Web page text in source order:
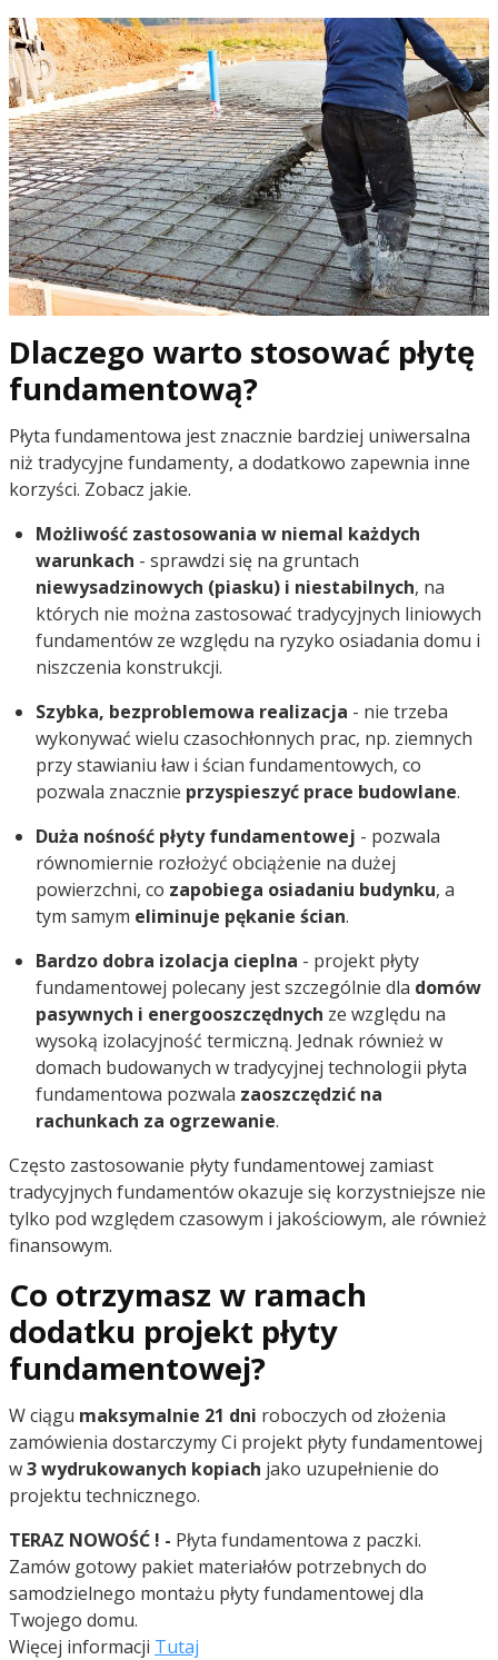
Dlaczego warto stosować płytę
fundamentową?
Płyta fundamentowa jest znacznie bardziej uniwersalna
niż tradycyjne fundamenty, a dodatkowo zapewnia inne
korzyści. Zobacz jakie.
Możliwość zastosowania w niemal każdych
warunkach - sprawdzi się na gruntach
niewysadzinowych (piasku) i niestabilnych, na
których nie można zastosować tradycyjnych liniowych
fundamentów ze względu na ryzyko osiadania domu i
niszczenia konstrukcji.
Szybka, bezproblemowa realizacja - nie trzeba
wykonywać wielu czasochłonnych prac, np. ziemnych
przy stawianiu ław i ścian fundamentowych, co
pozwala znacznie przyspieszyć prace budowlane.
Duża nośność płyty fundamentowej - pozwala
równomiernie rozłożyć obciążenie na dużej
powierzchni, co zapobiega osiadaniu budynku, a
tym samym eliminuje pękanie ścian.
Bardzo dobra izolacja cieplna - projekt płyty
fundamentowej polecany jest szczególnie dla domów
pasywnych i energooszczędnych ze względu na
wysoką izolacyjność termiczną. Jednak również w
domach budowanych w tradycyjnej technologii płyta
fundamentowa pozwala zaoszczędzić na
rachunkach za ogrzewanie.
Często zastosowanie płyty fundamentowej zamiast
tradycyjnych fundamentów okazuje się korzystniejsze nie
tylko pod względem czasowym i jakościowym, ale również
finansowym.
Co otrzymasz w ramach
dodatku projekt płyty
fundamentowej?
W ciągu maksymalnie 21 dni roboczych od złożenia
zamówienia dostarczymy Ci projekt płyty fundamentowej
w3 wydrukowanych kopiach jako uzupełnienie do
projektu technicznego.
TERAZ NOWOŚĆ ! - Płyta fundamentowa z paczki.
Zamów gotowy pakiet materiałów potrzebnych do
samodzielnego montażu płyty fundamentowej dla
Twojego domu.
Więcej informacji Tutaj